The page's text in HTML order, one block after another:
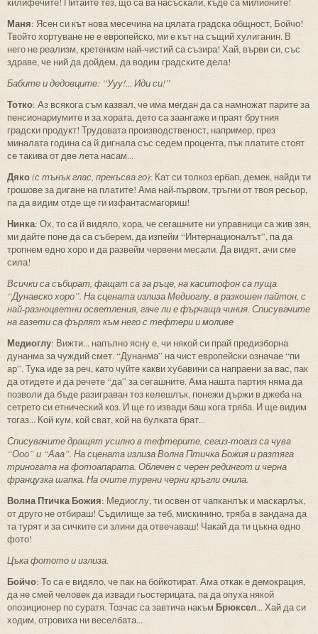
Маня: Ясен си кът нова месечина на цялата градска общност, Бойчо!
Твойто хортуване не е европейско, ми е кът на същий хулиганин. В
него не реализм, кретенизм най-чистий са съзира! Хай, върви си, със
здраве, че ний да дойдем, да водим градските дела!
Бабите и дедовците: “Ууу!... Иди си!”
Тотко: Аз всякога съм казвал, че има мегдан да са намножат парите за
пенсионариумите и за хората, дето са заангаже и праят брутния
градски продукт! Трудовата производственост, например, през
миналата година са й дигнала със седем процента, пък платите стоят
се такива от две лета насам...
Дяко(с тънък глас, прекъсва го): Кат си толкоз ербап, демек, найди ти
грошове за дигане на платите! Ама най-първом, тръгни от твоя ресьор,
па да видим отде ще ги изфантасмагориш!
Нинка: Ох, то са й видяло, хора, че сегашните ни управници са жив зян,
ми дайте поне да са съберем, да изпейм “Интернационалът”, па да
тропнем едно хоро и да развейм червени месали. Да видят, ачи сме
сила!
Всички са събират, фащат са за ръце, на каситофон са пуща
“Дунавско хоро”. На сцената излиза Медиоглу, в разкошен пайтон, с
най-разноцветни осветления, гаче ли е фърчаща чиния. Списувачите
на газети са фърлят към него с тефтери и моливе
Медиоглу: Вижти... напълно ясну е, чи някой си прай предизборна
дунанма за чуждий смет. “Дунанма” на чист европейски означае “пи
ар”. Тука иде за реч, като чуйте какви хубавини са напраени за вас, пак
да отидете и да речете “да” за сегашните. Ама нашта партия няма да
позволи да бъде разиграван тоз келешлък, понежи държи в джеба на
сетрето си етнический коз. И ще го извади баш кога тряба. И ще видим
тогаз... Кой кум, кой сват, кой на булката брат...
Списувачите дращят усилно в тефтерите, сегиз-тогиз са чува
“Ооо” и “Ааа”. На сцената излиза Волна Птичка Божия и разтяга
триногата на фотоапарата. Облечен с черен редингот и черна
французка шапка. На очите турени черни кръгли очила.
Волна Птичка Божия: Медиоглу, ти освен от чапканлък и маскарлък,
от друго не отбираш! Съдилище за теб, мискинино, тряба в зандана да
та турят и за сичките си злини да отвечаваш! Чакай да ти цъкна едно
фото!
Цъка фотото и излиза.
Бойчо: То са е видяло, че пак на бойкотират. Ама откак е демокрация,
да не смей человек да извади гьостерицата, па да опуха някой
опозиционер по суратя. Тозчас са завтича накъм Брюксел... Хай да си
ходим, отровиха ни веселбата...